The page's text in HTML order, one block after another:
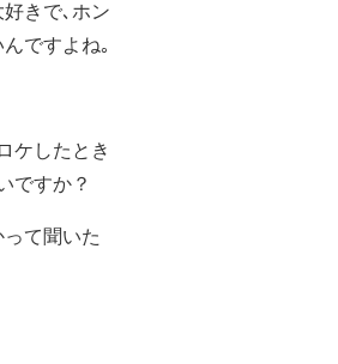
きで､ホン
ですよね｡
ケしたとき
ですか？
て聞いた